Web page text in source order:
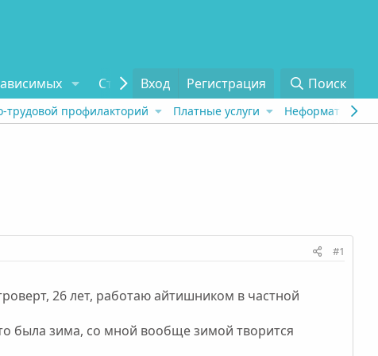
Статьи Отзывы О проекте
Вход Регистрация Поиск
трудовой профилакторий Платные услуги Неформат
#1
26 лет, работаю айтишником в частной
была зима, со мной вообще зимой творится